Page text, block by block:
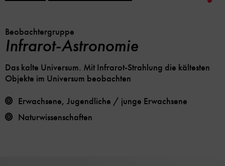
Beobachtergruppe
Infrarot-Astronomie
Das kalte Universum. Mit Infrarot-Strahlung die kältesten
Objekte im Universum beobachten
Erwachsene, Jugendliche / junge Erwachsene
Naturwissenschaften